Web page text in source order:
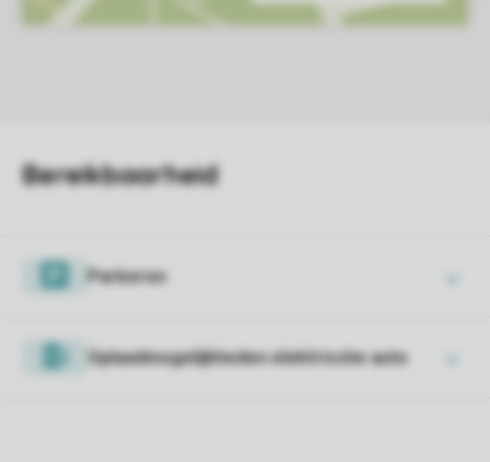
Parkeren
Oplaadmogelijkheden elektrische auto